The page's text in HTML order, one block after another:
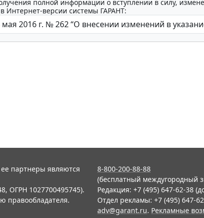
полной информации о вступлении в силу,
Интернет-версии системы ГАРАНТ:
партнеры являются
ОГРН 1027700495745).
правообладателя.
8-800-200-88-88
(бесплатный междугородный
Редакция: +7 (495) 647-62-38
Отдел рекламы: +7 (495) 647-
adv@garant.ru. Рекламные